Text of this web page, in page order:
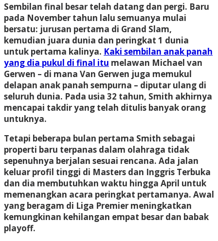
Sembilan final besar telah datang dan pergi. Baru
pada November tahun lalu semuanya mulai
bersatu: jurusan pertama di Grand Slam,
kemudian juara dunia dan peringkat 1 dunia
untuk pertama kalinya. Kaki sembilan anak panah
yang dia pukul di final itu melawan Michael van
Gerwen – di mana Van Gerwen juga memukul
delapan anak panah sempurna – diputar ulang di
seluruh dunia. Pada usia 32 tahun, Smith akhirnya
mencapai takdir yang telah ditulis banyak orang
untuknya.
Tetapi beberapa bulan pertama Smith sebagai
properti baru terpanas dalam olahraga tidak
sepenuhnya berjalan sesuai rencana. Ada jalan
keluar profil tinggi di Masters dan Inggris Terbuka
dan dia membutuhkan waktu hingga April untuk
memenangkan acara peringkat pertamanya. Awal
yang beragam di Liga Premier meningkatkan
kemungkinan kehilangan empat besar dan babak
playoff.